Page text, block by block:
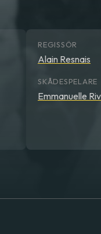
REGISSÖR
Alain Resnais
SKÅDESPELARE
Emmanuelle